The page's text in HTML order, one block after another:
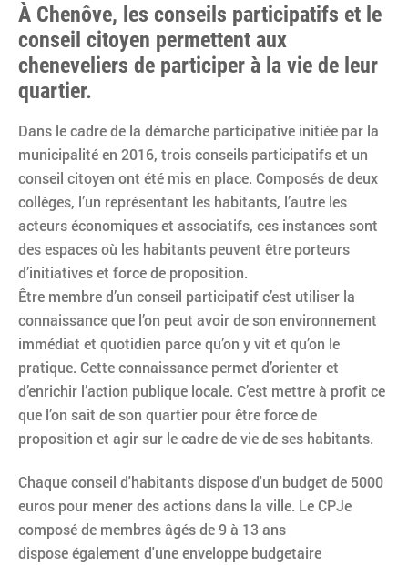
À Chenôve, les conseils participatifs et le
conseil citoyen permettent aux
cheneveliers de participer à la vie de leur
quartier.
Dans le cadre de la démarche participative initiée par la
municipalité en 2016, trois conseils participatifs et un
conseil citoyen ont été mis en place. Composés de deux
collèges, l’un représentant les habitants, l’autre les
acteurs économiques et associatifs, ces instances sont
des espaces où les habitants peuvent être porteurs
d’initiatives et force de proposition.
Être membre d’un conseil participatif c’est utiliser la
connaissance que l’on peut avoir de son environnement
immédiat et quotidien parce qu’on y vit et qu’on le
pratique. Cette connaissance permet d’orienter et
d’enrichir l’action publique locale. C’est mettre à profit ce
que l’on sait de son quartier pour être force de
proposition et agir sur le cadre de vie de ses habitants.
Chaque conseil d'habitants dispose d'un budget de 5000
euros pour mener des actions dans la ville. Le CPJe
composé de membres âgés de 9 à 13 ans
dispose également d'une enveloppe budgetaire